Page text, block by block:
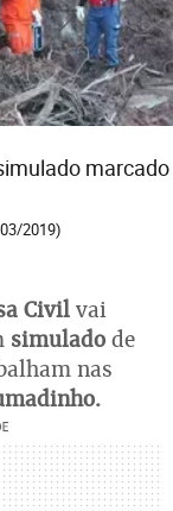
marcado
2019)
Civil vai
simulado de
nas